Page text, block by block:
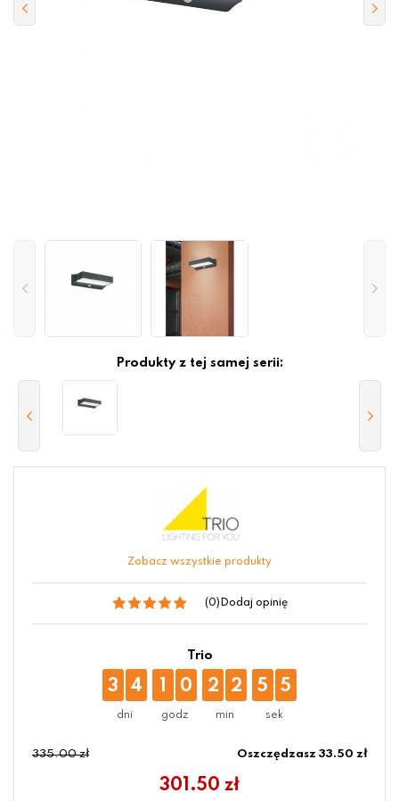
Produkty z tej samej serii:
Zobacz wszystkie produkty
(0) Dodaj opinię
Trio
3 4 1 0 2 2 5 5
335.00 zł Oszczędzasz 33.50 zł
301.50 zł